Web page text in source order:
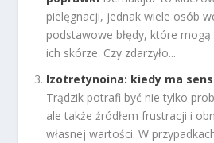
pielęgnacji, jednak wiele osób
podstawowe błędy, które
ich skórze. Czy zdarzyło...
Izotretynoina: kiedy ma
Trądzik potrafi być nie tylko
ale także źródłem frustracji i
własnej wartości. W